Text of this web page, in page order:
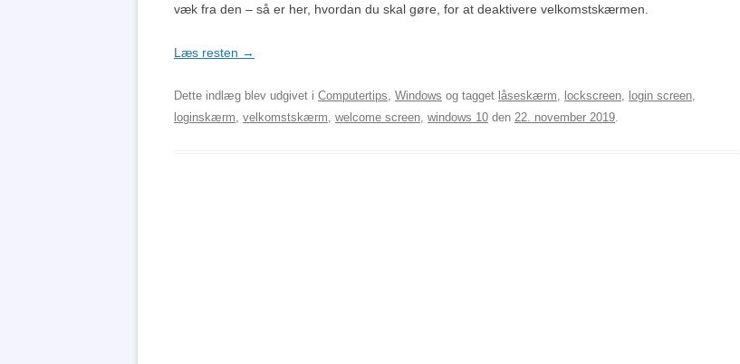
væk fra den – så er her, hvordan du skal gøre, for at deaktivere velkomstskærmen.
Læs resten →
Dette indlæg blev udgivet i Computertips Windows og tagget låseskærm lockscreen login screen
loginskærm velkomstskærm welcome screen windows 10 den 22. november 2019